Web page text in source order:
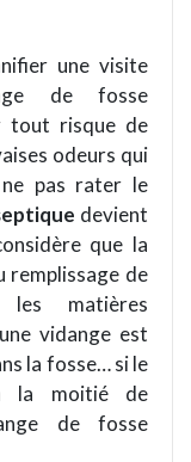
une visite
de fosse
risque de
odeurs qui
pas rater le
devient
ère que la
de
matières
vidange est
la fosse… si le
la moitié de
de fosse